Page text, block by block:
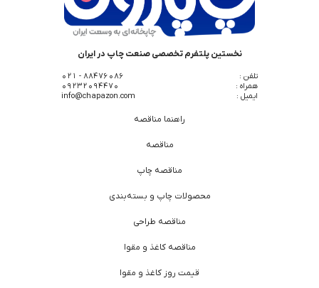
نخستین پلتفرم تخصصی صنعت چاپ در ایران
تلفن :
88476086 - 021
همراه :
09232094470
ایمیل :
info@chapazon.com
راهنما مناقصه
مناقصه
مناقصه چاپ
محصولات چاپ و بسته‌بندی
مناقصه طراحی
مناقصه کاغذ و مقوا
قیمت روز کاغذ و مقوا